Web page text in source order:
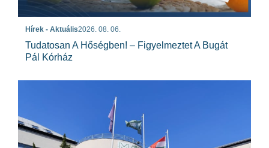
Hírek - Aktuális2026. 08. 06.
Tudatosan A Hőségben! – Figyelmeztet A Bugát
Pál Kórház